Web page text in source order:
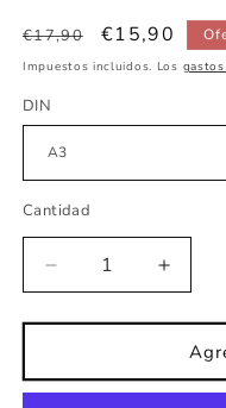
Precio
habitual
€17,90
Precio
de
€15,90
Impuestos incluidos. Los
DIN
Cantidad
Reducir
cantidad
para
infantil
koalas
para
infantil
koalas